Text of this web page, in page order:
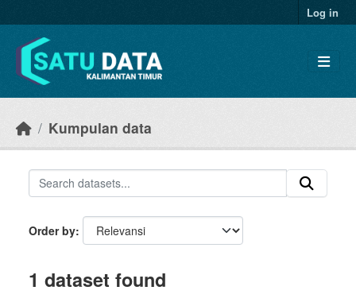
Log in
Kumpulan data
Order by
1 dataset found